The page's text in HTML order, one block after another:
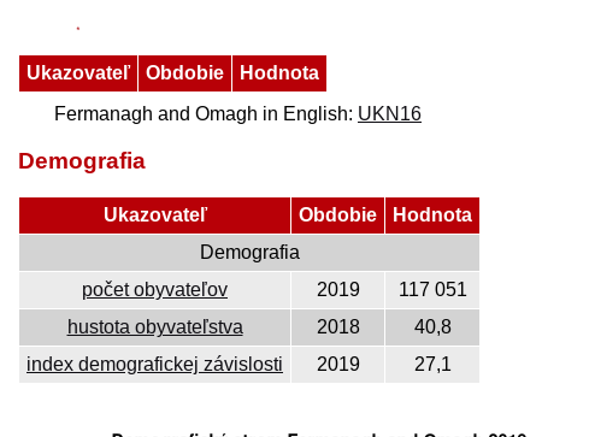
Ukazovateľ Obdobie
Hodnota
Fermanagh and Omagh in English: UKN16
Demografia
Ukazovateľ Obdobie
Hodnota
Demografia
počet obyvateľov
2019
117 051
hustota obyvateľstva
2018
40,8
index demografickej závislosti
2019 27,1